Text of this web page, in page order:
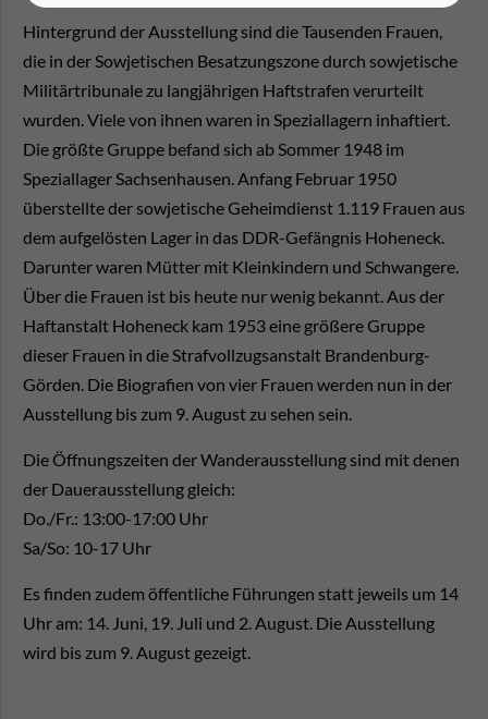
Hintergrund der Ausstellung sind die Tausenden Frauen,
die in der Sowjetischen Besatzungszone durch sowjetische
Militärtribunale zu langjährigen Haftstrafen verurteilt
wurden. Viele von ihnen waren in Speziallagern inhaftiert.
Die größte Gruppe befand sich ab Sommer 1948 im
Speziallager Sachsenhausen. Anfang Februar 1950
überstellte der sowjetische Geheimdienst 1.119 Frauen aus
dem aufgelösten Lager in das DDR-Gefängnis Hoheneck.
Darunter waren Mütter mit Kleinkindern und Schwangere.
Über die Frauen ist bis heute nur wenig bekannt. Aus der
Haftanstalt Hoheneck kam 1953 eine größere Gruppe
dieser Frauen in die Strafvollzugsanstalt Brandenburg-
Görden. Die Biografien von vier Frauen werden nun in der
Ausstellung bis zum 9. August zu sehen sein.
Die Öffnungszeiten der Wanderausstellung sind mit denen
der Dauerausstellung gleich:
Do./Fr.: 13:00-17:00 Uhr
Sa/So: 10-17 Uhr
Es finden zudem öffentliche Führungen statt jeweils um 14
Uhr am: 14. Juni, 19. Juli und 2. August. Die Ausstellung
wird bis zum 9. August gezeigt.